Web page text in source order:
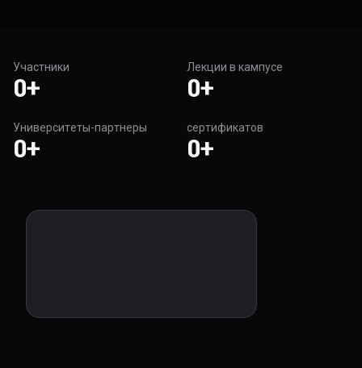
Участники
0+
Лекции в кампусе
0+
Университеты-партнеры
0+
сертификатов
0+